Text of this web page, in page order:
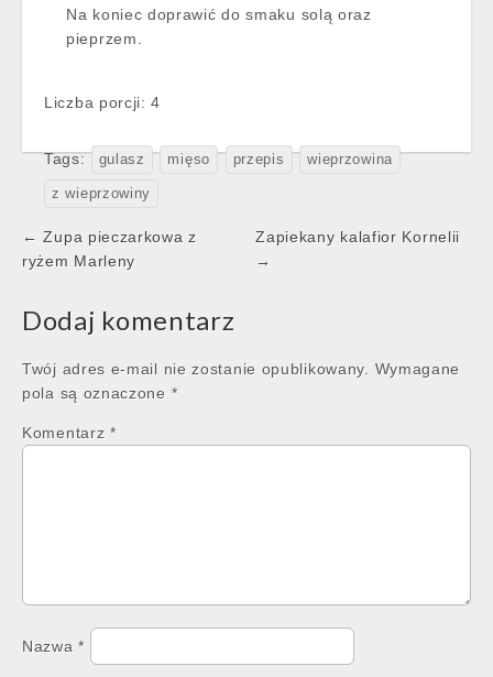
Na koniec doprawić do smaku solą oraz
pieprzem.
Liczba porcji: 4
Tags: gulasz mięso przepis wieprzowina
z wieprzowiny
Post
navigation
← Zupa pieczarkowa z
ryżem Marleny
Zapiekany kalafior Kornelii
→
Dodaj komentarz
Twój adres e-mail nie zostanie opublikowany.
Wymagane
pola są oznaczone *
Komentarz *
Nazwa*